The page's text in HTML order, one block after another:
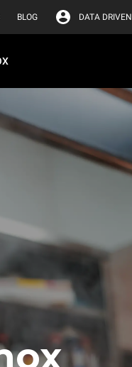
BLOG DATA